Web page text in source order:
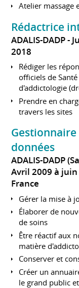
Atelier massage
Rédactrice
ADALIS-DADP
2018
Rédiger les
officiels de
d'addictologie
Prendre en
travers les sites
Gestionnaire
données
ADALIS-DADP
Avril 2009 à
France
Gérer la mise à
Élaborer de
de soins
Être réactif aux
matière
Conserver et
Créer un
le grand public